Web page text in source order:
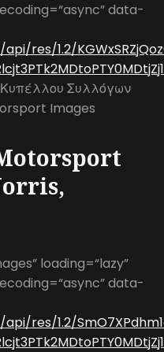
data-
res/1.2/
Κυπέλλου Συλλόγων
Images
loading=“lazy”
data-
res/1.2/